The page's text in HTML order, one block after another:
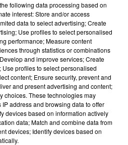
following data processing based on
interest: Store and/or access
data to select advertising; Create
Use profiles to select personalised
performance; Measure content
through statistics or combinations
and improve services; Create
profiles to select personalised
content; Ensure security, prevent and
and present advertising and content;
choices. These technologies may
address and browsing data to offer
devices based on information actively
data; Match and combine data from
devices; Identify devices based on